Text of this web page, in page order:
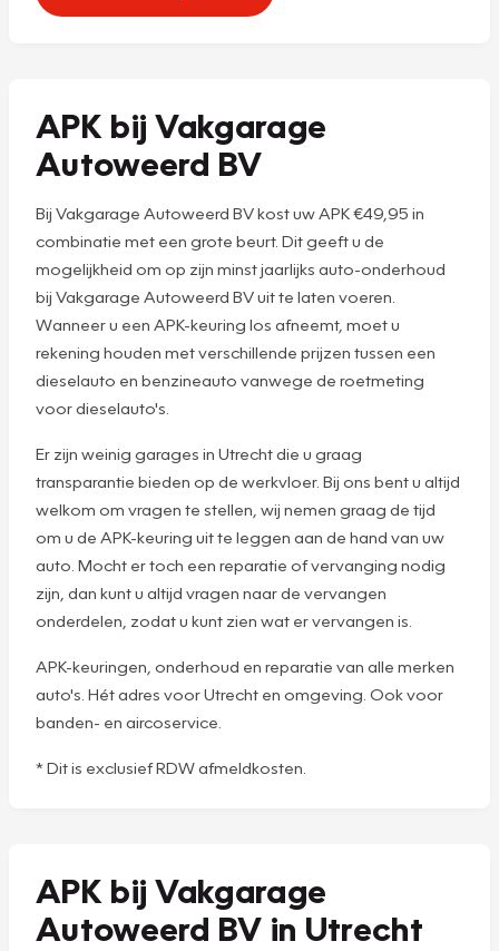
APK bij Vakgarage
Autoweerd BV
Bij Vakgarage Autoweerd BV kost uw APK €49,95 in
combinatie met een grote beurt. Dit geeft u de
mogelijkheid om op zijn minst jaarlijks auto-onderhoud
bij Vakgarage Autoweerd BV uit te laten voeren.
Wanneer u een APK-keuring los afneemt, moet u
rekening houden met verschillende prijzen tussen een
dieselauto en benzineauto vanwege de roetmeting
voor dieselauto's.
Er zijn weinig garages in Utrecht die u graag
transparantie bieden op de werkvloer. Bij ons bent u altijd
welkom om vragen te stellen, wij nemen graag de tijd
om u de APK-keuring uit te leggen aan de hand van uw
auto. Mocht er toch een reparatie of vervanging nodig
zijn, dan kunt u altijd vragen naar de vervangen
onderdelen, zodat u kunt zien wat er vervangen is.
APK-keuringen, onderhoud en reparatie van alle merken
auto's. Hét adres voor Utrecht en omgeving. Ook voor
banden- en aircoservice.
* Dit is exclusief RDW afmeldkosten.
APK bij Vakgarage
Autoweerd BV in Utrecht